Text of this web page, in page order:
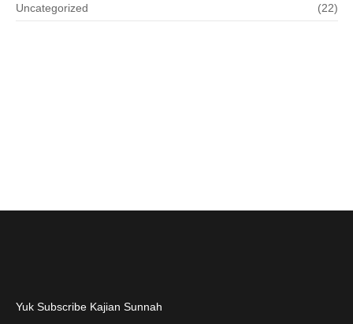
Uncategorized (22)
Yuk Subscribe Kajian Sunnah